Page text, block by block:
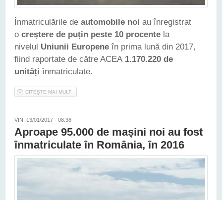
Înmatriculările de automobile noi au înregistrat
o creștere de puțin peste 10 procente la
nivelul Uniunii Europene în prima lună din 2017,
fiind raportate de către ACEA 1.170.220 de
unități înmatriculate.
CITEȘTE MAI MULT
VIN, 13/01/2017 - 08:38
Aproape 95.000 de mașini noi au fost
înmatriculate în România, în 2016